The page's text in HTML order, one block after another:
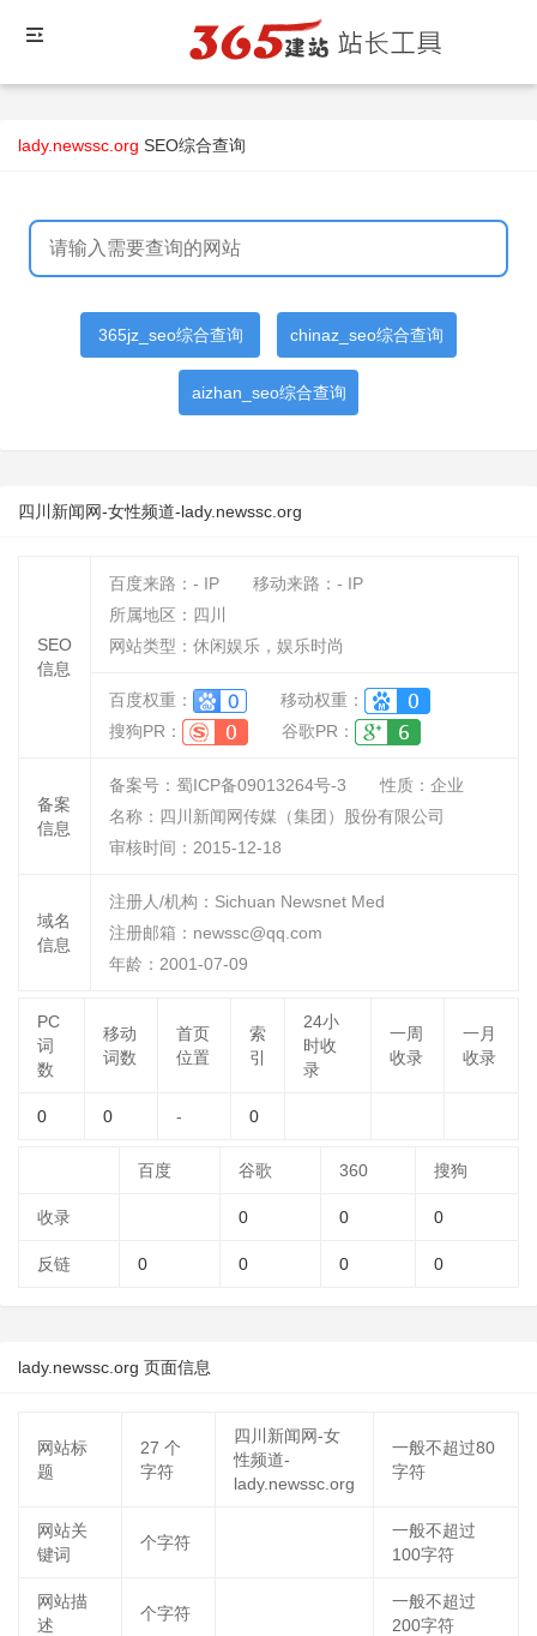
lady.newssc.org SEO综合查询
365jz_seo综合查询 chinaz_seo综合查询
aizhan_seo综合查询
四川新闻网-女性频道-lady.newssc.org
SEO
信息
百度来路： - IP 移动来路： - IP
所属地区：四川
网站类型：休闲娱乐，娱乐时尚
百度权重：
移动权重：
搜狗PR：
谷歌PR：
备案
信息
备案号：蜀ICP备09013264号-3 性质： 企业
名称： 四川新闻网传媒（集团）股份有限公司
审核时间： 2015-12-18
域名
信息
注册人/机构：Sichuan Newsnet Med
注册邮箱：newssc@qq.com
年龄：2001-07-09
PC
词
数
移动
词数
首页
位置
索
引
24小
时收
录
一周
收录
一月
收录
0 0 - 0
百度 谷歌 360 搜狗
收录 0 0 0
反链 0 0 0 0
lady.newssc.org 页面信息
网站标
题
27 个
字符
四川新闻网-女
性频道-
lady.newssc.org
一般不超过80
字符
网站关
键词
个字符
一般不超过
100字符
网站描
述
个字符
一般不超过
200字符